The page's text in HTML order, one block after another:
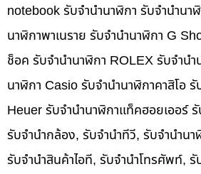
notebook รับจำนำนาฬิกา รับจำนำนา
นาฬิกาพาเนราย รับจำนำนาฬิกา G
ช็อค รับจำนำนาฬิกา ROLEX รับจำนำ
นาฬิกา Casio รับจำนำนาฬิกาคาสิโอ
Heuer รับจำนำนาฬิกาแท็คฮอยเออร์
รับจำนำกล้อง, รับจำนำทีวี, รับจำนำน
รับจำนำสินค้าไอที, รับจำนำโทรศัพท์,